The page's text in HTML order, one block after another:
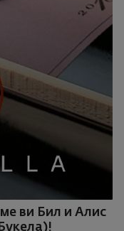
ви Бил и Алис